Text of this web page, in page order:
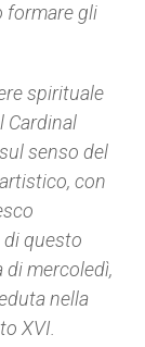
formare gli
spirituale
Cardinal
senso del
con
questo
di mercoledì,
nella
XVI.